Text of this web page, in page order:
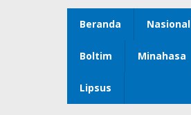
Beranda Nasional
Boltim Minahasa
Lipsus